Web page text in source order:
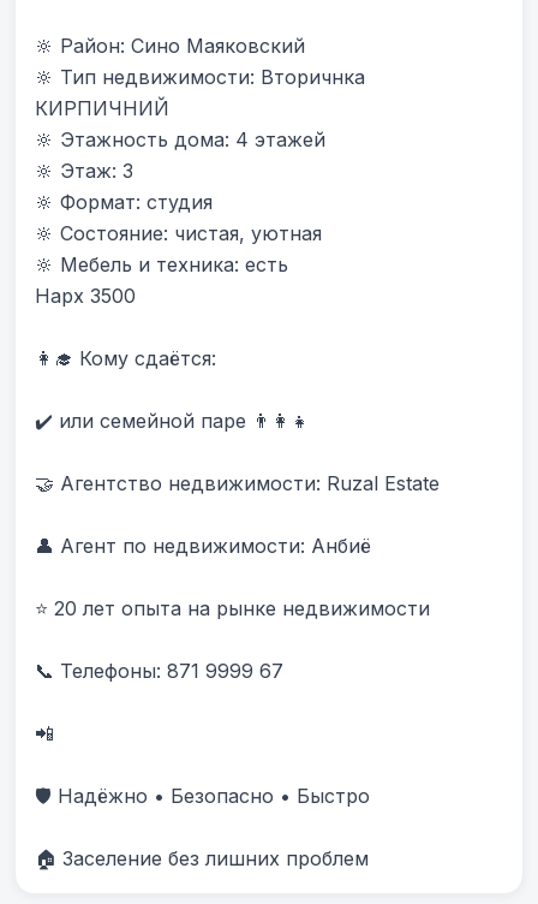
🔆 Район: Сино Маяковский
🔆 Тип недвижимости: Вторичнка
КИРПИЧНИЙ
🔆 Этажность дома: 4 этажей
🔆 Этаж: 3
🔆 Формат: студия
🔆 Состояние: чистая, уютная
🔆 Мебель и техника: есть
Нарх 3500
👩‍🎓 Кому сдаётся:
✔️ или семейной паре 👨‍👩‍👧
🤝 Агентство недвижимости: Ruzal Estate
👤 Агент по недвижимости: Анбиë
⭐ 20 лет опыта на рынке недвижимости
📞 Телефоны: 871 9999 67
📲
🛡️ Надёжно • Безопасно • Быстро
🏠 Заселение без лишних проблем